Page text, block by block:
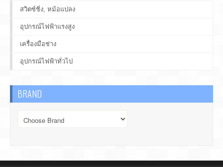
สวิตซ์ชิ่ง, หม้อแปลง
อุปกรณ์ไฟฟ้าแรงสูง
เครื่องมือช่าง
อุปกรณ์ไฟฟ้าทั่วไป
BRAND